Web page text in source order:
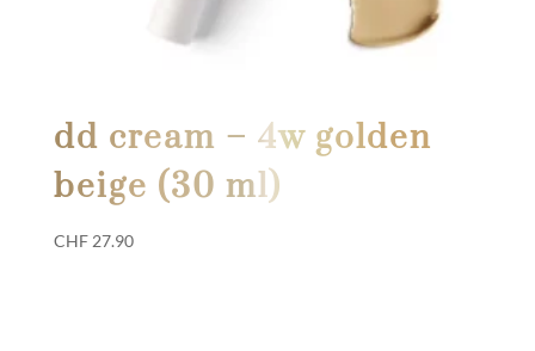
dd cream – 4w golden
beige (30 ml)
CHF27.90